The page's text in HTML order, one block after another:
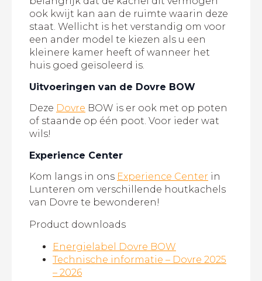
ook kwijt kan aan de ruimte waarin deze
staat. Wellicht is het verstandig om voor
een ander model te kiezen als u een
kleinere kamer heeft of wanneer het
huis goed geïsoleerd is.
Uitvoeringen van de Dovre BOW
Deze Dovre BOW is er ook met op poten
of staande op één poot. Voor ieder wat
wils!
Experience Center
Kom langs in ons Experience Center in
Lunteren om verschillende houtkachels
van Dovre te bewonderen!
Product downloads
Energielabel Dovre BOW
Technische informatie – Dovre 2025
– 2026